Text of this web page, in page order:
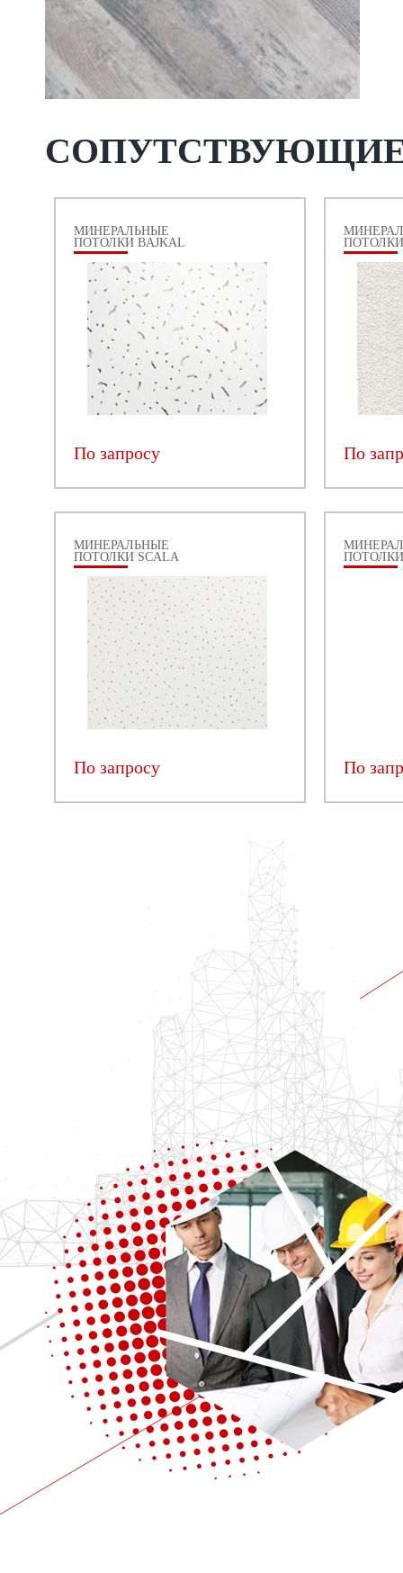
МИНЕРАЛЬНЫЕ
ПОТОЛКИ BAJKAL
По запросу
ПОТОЛКИ
По
МИНЕРАЛЬНЫЕ
ПОТОЛКИ SCALA
По запросу
ПОТОЛКИ
По